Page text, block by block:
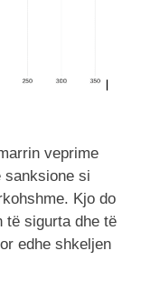
veprime
sanksione si
Kjo do
të sigurta dhe të
edhe shkeljen